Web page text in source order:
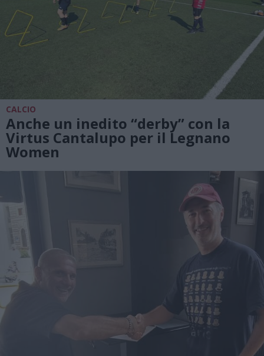
CALCIO
Anche un inedito “derby” con la
Virtus Cantalupo per il Legnano
Women